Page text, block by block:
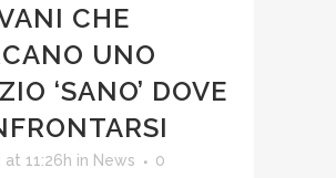
CHE
UNO
‘SANO’ DOVE
11:26h in News
0